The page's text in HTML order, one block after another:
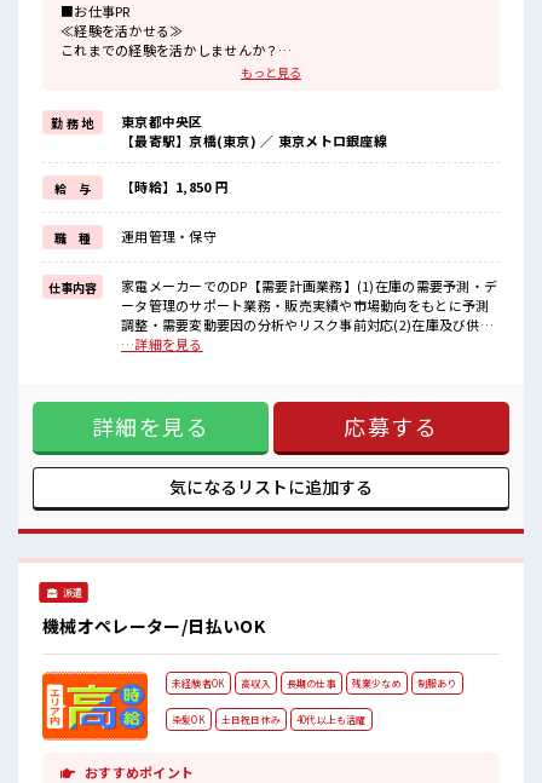
■お仕事PR
≪経験を活かせる≫
これまでの経験を活かしませんか？
≪女性も仕事をしやすい職場≫
もちろん男性の応募も歓迎！
≪プライベートが充実する≫
場合によってはお願いすることもありますが、
残業はほとんどナシ！
≪土日祝休のお仕事≫
家族や友人と一緒にプライベート満喫！
≪様々なお仕事をご提案≫
一人で悩まず気軽に相談できる、
派遣のお仕事です！
■職場の雰囲気
女性が多めの職場です♪
しっかり休める休憩室あり！
オンオフの切替もできちゃう！
もっと見る
勤 務 地
東京都中央区
【最寄駅】京橋(東京) ／ 東京メトロ銀座線
給 与 【時給】1,850 円
職 種 運用管理・保守
仕事内容
家電メーカーでのDP【需要計画業務】(1)在庫の需要予測・デ
ータ管理のサポート業務・販売実績や市場動向をもとに予測
調整・需要変動要因の分析やリスク事前対応(2)在庫及び供給
最適化・欠品・過剰在庫防止の為のシミュレーション実施・
化資料の作成サポート・簡単なマクロ・ツールの運用補助(既
存フォーマット使用) ■お仕事PR ≪経験を活かせる≫ これま
での経験を活かしませんか？ ブランクがあっても大丈夫♪ 経
験はちょっとだけ…という方もOK！ ≪女性も仕事をしやすい
職場≫ もちろん男性の応募も歓迎！ ≪プライベートが充実す
る≫ 場合によってはお願いすることもありますが、 残業はほ
イベート満喫！ ≪様々なお仕事をご提案≫ 一人で悩まず気軽
に相談できる、 派遣のお仕事です！ ■職場の雰囲気 女性が多
替もできちゃう！
…詳細を見る
詳細を見る 応募する
気になるリストに追加する
派遣
機械オペレーター/日払いOK
未経験者OK 高収入 長期の仕事 残業少なめ 制服あり
染髪OK 土日祝日休み 40代以上も活躍
おすすめポイント